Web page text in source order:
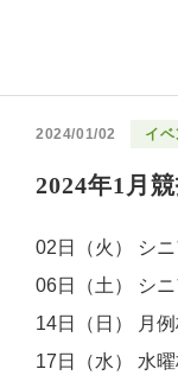
2024/01/02 イベ
2024年1月
02日（火） シ
06日（土） シ
14日（日） 月
17日（水） 水